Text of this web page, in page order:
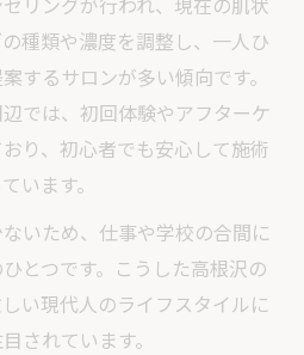
種類や濃度を調整し、一人ひ
するサロンが多い傾向です。
では、初回体験やアフターケ
り、初心者でも安心して施術
います。
いため、仕事や学校の合間に
とつです。こうした高根沢の
い現代人のライフスタイルに
されています。